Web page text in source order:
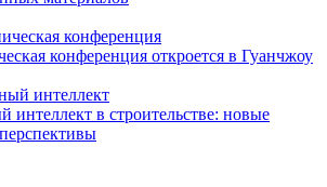
конференция откроется в Гуанчжоу
интеллект в строительстве: новые